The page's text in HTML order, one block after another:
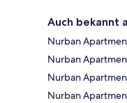
Auch bekannt
Nurban
Nurban
Nurban
Nurban